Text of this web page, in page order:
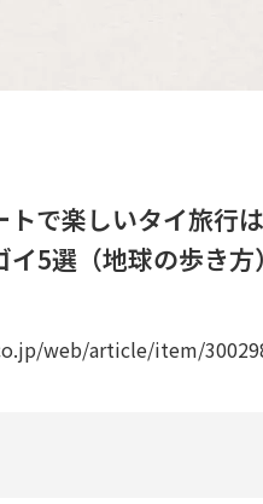
トで楽しいタイ旅行
5選（地球の歩き方）
web/article/item/